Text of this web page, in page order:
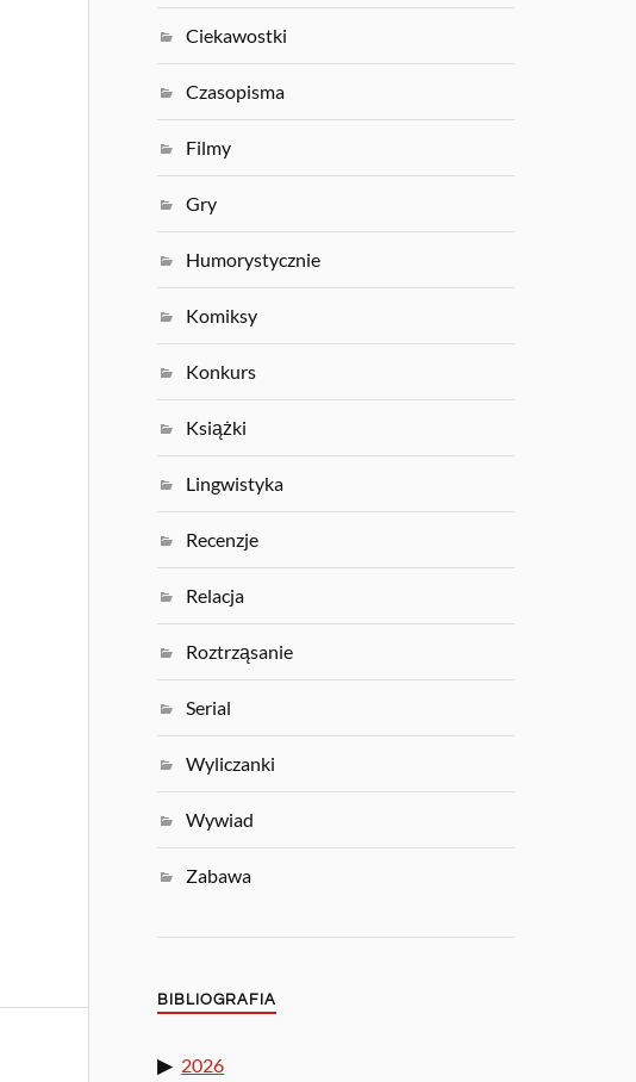
Ciekawostki
Czasopisma
Filmy
Gry
Humorystycznie
Komiksy
Konkurs
Książki
Lingwistyka
Recenzje
Relacja
Roztrząsanie
Serial
Wyliczanki
Wywiad
Zabawa
BIBLIOGRAFIA
2026